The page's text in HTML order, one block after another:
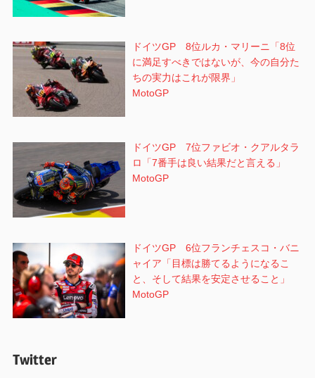
ドイツGP 8位ルカ・マリーニ「8位
に満足すべきではないが、今の自分た
ちの実力はこれが限界」
MotoGP
ドイツGP 7位ファビオ・クアルタラ
ロ「7番手は良い結果だと言える」
MotoGP
ドイツGP 6位フランチェスコ・バニ
ャイア「目標は勝てるようになるこ
と、そして結果を安定させること」
MotoGP
Twitter